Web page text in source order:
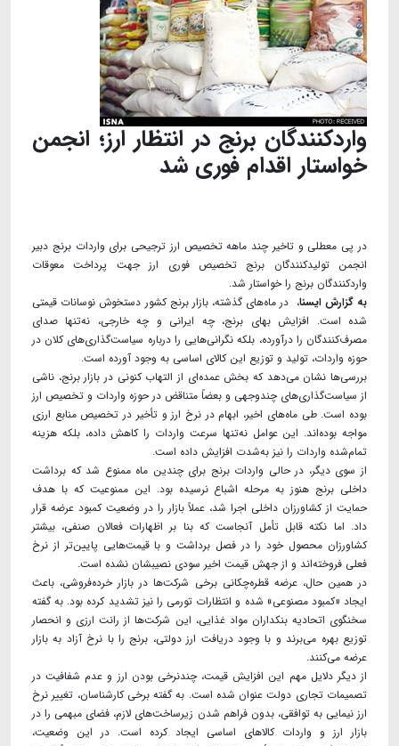
واردکنندگان برنج در انتظار ارز؛ انجمن
خواستار اقدام فوری شد
در پی معطلی و تاخیر چند ماهه تخصیص ارز ترجیحی برای واردات برنج دبیر
انجمن تولیدکنندگان برنج تخصیص فوری ارز جهت پرداخت معوقات
واردکنندگان برنج را خواستار شد.
به گزارش ایسنا، در ماه‌های گذشته، بازار برنج کشور دستخوش نوسانات قیمتی
شده است. افزایش بهای برنج، چه ایرانی و چه خارجی، نه‌تنها صدای
مصرف‌کنندگان را درآورده، بلکه نگرانی‌هایی را درباره سیاست‌گذاری‌های کلان در
حوزه واردات، تولید و توزیع این کالای اساسی به وجود آورده است.
بررسی‌ها نشان می‌دهد که بخش عمده‌ای از التهاب کنونی در بازار برنج، ناشی
از سیاست‌گذاری‌های چندوجهی و بعضاً متناقض در حوزه واردات و تخصیص ارز
بوده است. طی ماه‌های اخیر، ابهام در نرخ ارز و تأخیر در تخصیص منابع ارزی
مواجه بوده‌اند. این عوامل نه‌تنها سرعت واردات را کاهش داده، بلکه هزینه
تمام‌شده واردات را نیز به‌شدت افزایش داده است.
از سوی دیگر، در حالی واردات برنج برای چندین ماه ممنوع شد که برداشت
داخلی برنج هنوز به مرحله اشباع نرسیده بود. این ممنوعیت که با هدف
حمایت از کشاورزان داخلی اجرا شد، عملاً بازار را در وضعیت کمبود عرضه قرار
داد. اما نکته قابل تأمل آنجاست که بنا بر اظهارات فعالان صنفی، بیشتر
کشاورزان محصول خود را در فصل برداشت و با قیمت‌هایی پایین‌تر از نرخ
فعلی فروخته‌اند و از جهش قیمت اخیر سودی نصیبشان نشده است.
در همین حال، عرضه قطره‌چکانی برخی شرکت‌ها در بازار خرده‌فروشی، باعث
ایجاد «کمبود مصنوعی» شده و انتظارات تورمی را نیز تشدید کرده بود. به گفته
سخنگوی اتحادیه بنکداران مواد غذایی، این شرکت‌ها از رانت ارزی و انحصار
توزیع بهره می‌برند و با وجود دریافت ارز دولتی، برنج را با نرخ آزاد به بازار
عرضه می‌کنند.
از دیگر دلایل مهم این افزایش قیمت، چندنرخی بودن ارز و عدم شفافیت در
تصمیمات تجاری دولت عنوان شده است. به گفته برخی کارشناسان، تغییر نرخ
ارز نیمایی به توافقی، بدون فراهم شدن زیرساخت‌های لازم، فضای مبهمی را در
بازار ارز و واردات کالاهای اساسی ایجاد کرده است. در این وضعیت،